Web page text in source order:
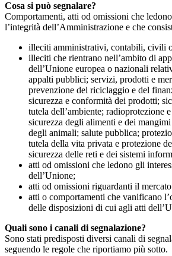
Cosa si può segnalare?
Comportamenti, atti od omissioni che
l’integrità dell’Amministrazione e che
illeciti amministrativi, contabili, civili
illeciti che rientrano nell’ambito di
dell’Unione europea o nazionali
appalti pubblici; servizi, prodotti e
prevenzione del riciclaggio e del
sicurezza e conformità dei prodotti;
tutela dell’ambiente; radioprotezione
sicurezza degli alimenti e dei mangimi
degli animali; salute pubblica;
tutela della vita privata e protezione
sicurezza delle reti e dei sistemi
atti od omissioni che ledono gli
dell’Unione;
atti od omissioni riguardanti il
atti o comportamenti che vanificano
delle disposizioni di cui agli atti
Quali sono i canali di segnalazione?
Sono stati predisposti diversi canali di
seguendo le regole che riportiamo più sotto.